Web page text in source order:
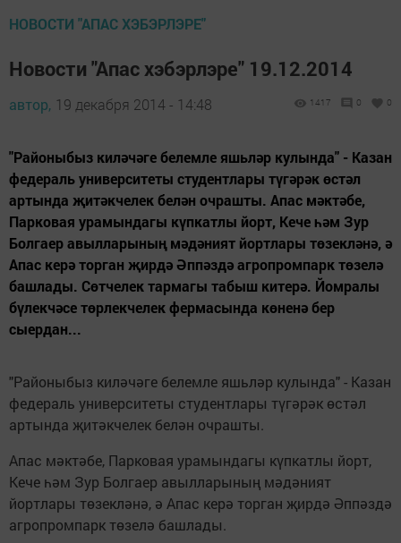
НОВОСТИ "АПАС ХЭБЭРЛЭРЕ"
Новости "Апас хэбэрлэре" 19.12.2014
автор, 19 декабря 2014 - 14:48 1417 0 0
"Районыбыз киләчәге белемле яшьләр кулында" - Казан
федераль университеты студентлары түгәрәк өстәл
артында җитәкчелек белән очрашты. Апас мәктәбе,
Парковая урамындагы күпкатлы йорт, Кече һәм Зур
Болгаер авылларының мәдәният йортлары төзекләнә, ә
Апас керә торган җирдә Әппәздә агропромпарк төзелә
башлады. Сөтчелек тармагы табыш китерә. Йомралы
бүлекчәсе төрлекчелек фермасында көненә бер
сыердан...
"Районыбыз киләчәге белемле яшьләр кулында" - Казан
федераль университеты студентлары түгәрәк өстәл
артында җитәкчелек белән очрашты.
Апас мәктәбе, Парковая урамындагы күпкатлы йорт,
Кече һәм Зур Болгаер авылларының мәдәният
йортлары төзекләнә, ә Апас керә торган җирдә Әппәздә
агропромпарк төзелә башлады.